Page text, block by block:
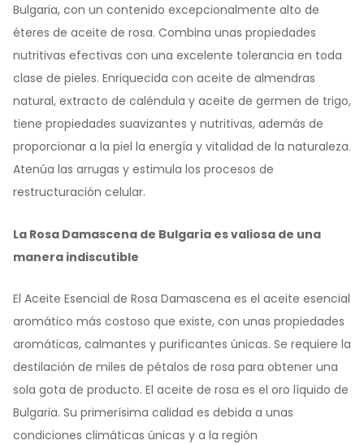
Bulgaria, con un contenido excepcionalmente alto de
éteres de aceite de rosa. Combina unas propiedades
nutritivas efectivas con una excelente tolerancia en toda
clase de pieles. Enriquecida con aceite de almendras
natural, extracto de caléndula y aceite de germen de trigo,
tiene propiedades suavizantes y nutritivas, además de
proporcionar a la piel la energía y vitalidad de la naturaleza.
Atenúa las arrugas y estimula los procesos de
restructuración celular.
La Rosa Damascena de Bulgaria es valiosa de una
manera indiscutible
El Aceite Esencial de Rosa Damascena es el aceite esencial
aromático más costoso que existe, con unas propiedades
aromáticas, calmantes y purificantes únicas. Se requiere la
destilación de miles de pétalos de rosa para obtener una
sola gota de producto. El aceite de rosa es el oro líquido de
Bulgaria. Su primerísima calidad es debida a unas
condiciones climáticas únicas y a la región